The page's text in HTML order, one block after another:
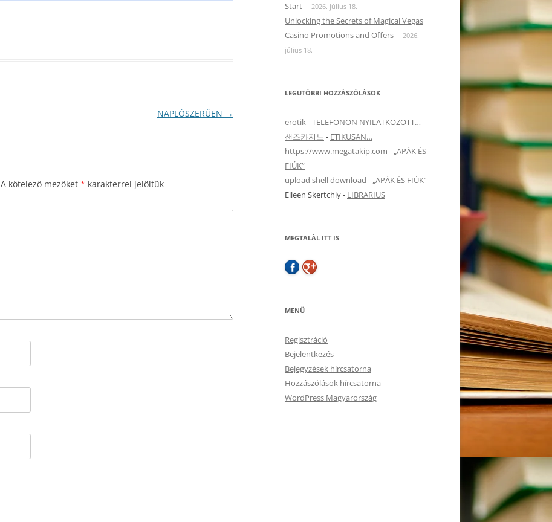
NAPLÓSZERŰEN →
A kötelező mezőket * karakterrel jelöltük
Start
2026. július 18.
Unlocking the Secrets of Magical Vegas
Casino Promotions and Offers
2026.
július 18.
LEGUTÓBBI HOZZÁSZÓLÁSOK
erotik-TELEFONON NYILATKOZOTT…
샌즈카지노 - ETIKUSAN…
https://www.megatakip.com - „APÁK ÉS
FIÚK”
upload shell download - „APÁK ÉS FIÚK”
Eileen Skertchly- LIBRARIUS
MEGTALÁL ITT IS
MENÜ
Regisztráció
Bejelentkezés
Bejegyzések hírcsatorna
Hozzászólások hírcsatorna
WordPress Magyarország